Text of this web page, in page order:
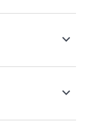
ganz
Sie
und zzgl.